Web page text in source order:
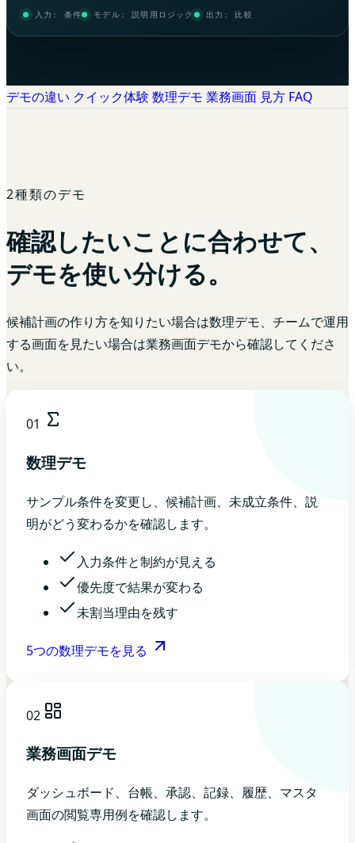
入力: 条件 モデル: 説明用ロジック 出力: 比較
デモの違い クイック体験 数理デモ 業務画面 見方 FAQ
2種類のデモ
確認したいことに合わせて、
デモを使い分ける。
候補計画の作り方を知りたい場合は数理デモ、チームで運用
する画面を見たい場合は業務画面デモから確認してくださ
い。
01
数理デモ
サンプル条件を変更し、候補計画、未成立条件、説
明がどう変わるかを確認します。
入力条件と制約が見える
優先度で結果が変わる
未割当理由を残す
5つの数理デモを見る
02
業務画面デモ
ダッシュボード、台帳、承認、記録、履歴、マスタ
画面の閲覧専用例を確認します。